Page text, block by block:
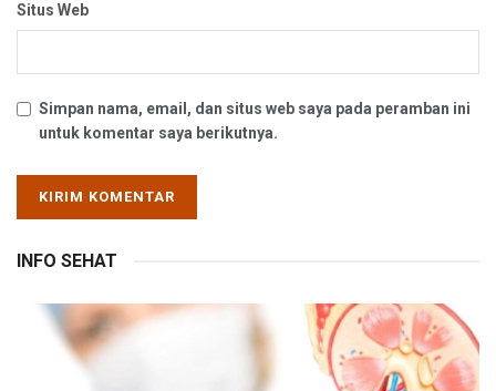
Situs Web
Simpan nama, email, dan situs web saya pada peramban ini
untuk komentar saya berikutnya.
INFO SEHAT